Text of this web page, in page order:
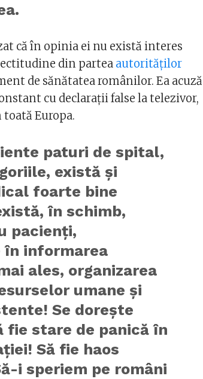
că în opinia ei nu există interes
din partea autorităților
de sănătatea românilor. Ea acuză
cu declarații false la telezivor,
toată Europa.
paturi de spital,
există şi
foarte bine
în schimb,
pacienţi,
informarea
ales, organizarea
umane şi
Se doreşte
fie stare de panică în
Să fie haos
i speriem pe români